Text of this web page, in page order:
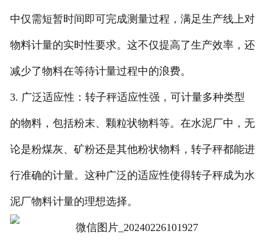
中仅需短暂时间即可完成测量过程，满足生产线上对
物料计量的实时性要求。这不仅提高了生产效率，还
减少了物料在等待计量过程中的浪费。
3. 广泛适应性：转子秤适应性强，可计量多种类型
的物料，包括粉末、颗粒状物料等。在水泥厂中，无
论是粉煤灰、矿粉还是其他粉状物料，转子秤都能进
行准确的计量。这种广泛的适应性使得转子秤成为水
泥厂物料计量的理想选择。